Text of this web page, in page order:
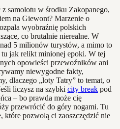
samolotu w środku Zakopanego,
na Giewont? Marzenie o
wyobraźnię polskich
co brutalnie nierealne. W
5 milionów turystów, a mimo to
jak relikt minionej epoki. W tej
opowieści przewoźników ani
niewygodne fakty,
dlaczego „loty Tatry” to temat, o
liczysz na szybki city break pod
– bo prawda może cię
przewrócić do góry nogami. Tu
które pozwolą ci zaoszczędzić nie